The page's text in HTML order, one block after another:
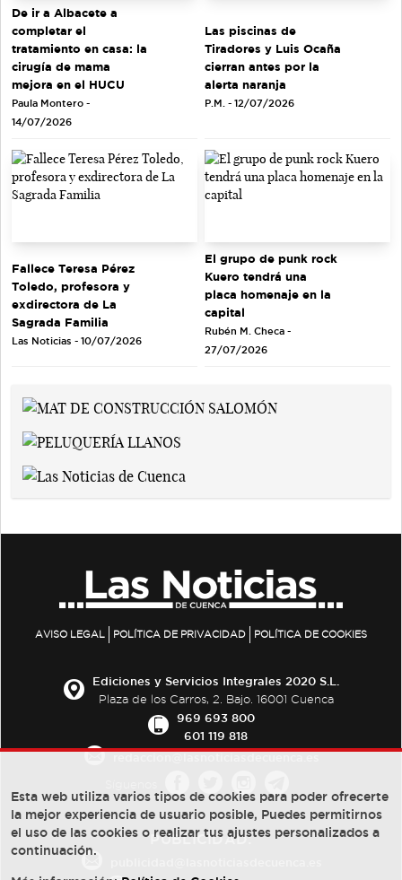
De ir a Albacete a
completar el
tratamiento en casa: la
cirugía de mama
mejora en el HUCU
Paula Montero -
14/07/2026
Las piscinas de
Tiradores y Luis Ocaña
cierran antes por la
alerta naranja
P.M. - 12/07/2026
Fallece Teresa Pérez
Toledo, profesora y
exdirectora de La
Sagrada Familia
Las Noticias - 10/07/2026
El grupo de punk rock
Kuero tendrá una
placa homenaje en la
capital
Rubén M. Checa -
27/07/2026
AVISO LEGAL POLÍTICA DE PRIVACIDAD POLÍTICA DE COOKIES
Ediciones y Servicios Integrales 2020 S.L.
Plaza de los Carros, 2. Bajo. 16001 Cuenca
969 693 800
601 119 818
PUBLICIDAD:
Esta web utiliza varios tipos de cookies para poder ofrecerte
la mejor experiencia de usuario posible, Puedes permitirnos
el uso de las cookies o realizar tus ajustes personalizados a
continuación.